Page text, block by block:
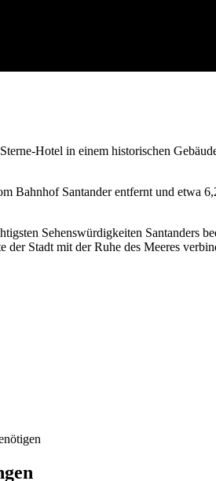
Hotel in einem historischen
Bahnhof Santander entfernt und etwa
Sehenswürdigkeiten Santanders
der Stadt mit der Ruhe des Meeres